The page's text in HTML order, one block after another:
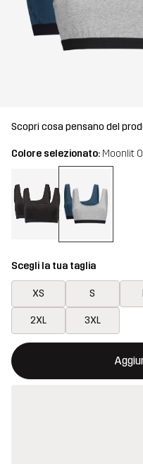
Scopri cosa pensano del
Colore selezionato: Moonlit
Scegli la tua taglia
XS S
2XL 3XL
Questo tasto aprirà una
{{size}} non disponibile